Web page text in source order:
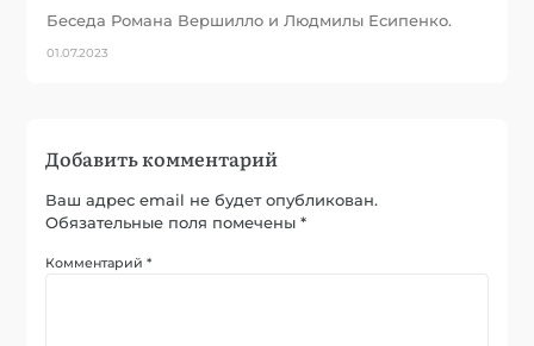
Беседа Романа Вершилло и Людмилы Есипенко.
01.07.2023
Добавить комментарий
Ваш адрес email не будет опубликован.
Обязательные поля помечены*
Комментарий*